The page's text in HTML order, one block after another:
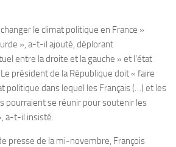
le climat politique en France »
», a-t-il ajouté, déplorant
entre la droite et la gauche » et l’état
président de la République doit « faire
politique dans lequel les Français (…) et les
pourraient se réunir pour soutenir les
a-t-il insisté.
presse de la mi-novembre, François